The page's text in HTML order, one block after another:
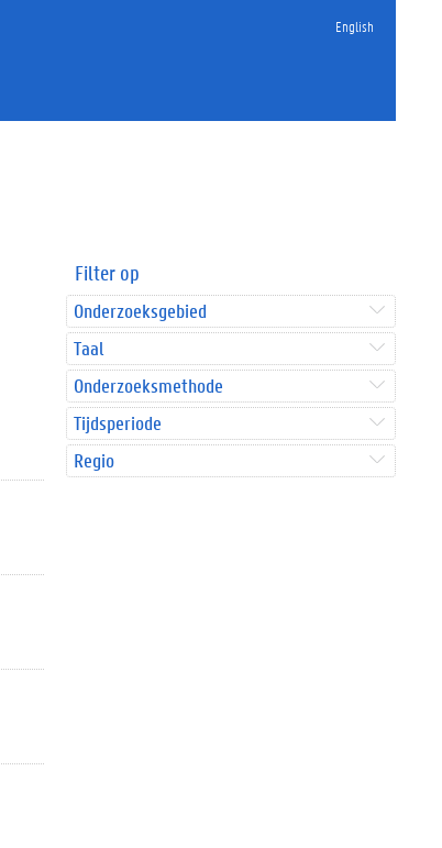
English
Filter op
Onderzoeksgebied
Taal
Onderzoeksmethode
Tijdsperiode
Regio